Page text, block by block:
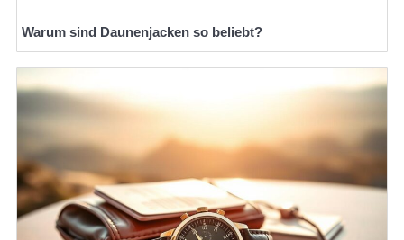
Warum sind Daunenjacken so beliebt?